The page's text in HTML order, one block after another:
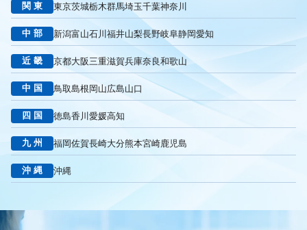
関東 東京茨城栃木群馬埼玉千葉神奈川
中部 新潟富山石川 福井山梨長野岐阜静岡愛知
近畿 京都大阪三重滋賀兵庫奈良和歌山
中国 鳥取島根 岡山広島山口
四国 徳島香川 愛媛高知
九州 福岡佐賀長崎大分熊本宮崎鹿児島
沖縄 沖縄